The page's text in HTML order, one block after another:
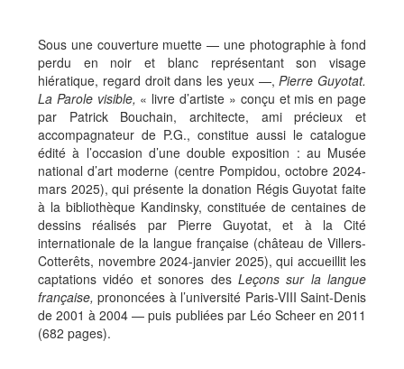
Sous une couverture muette — une photographie à fond
perdu en noir et blanc représentant son visage
hiératique, regard droit dans les yeux —,Pierre Guyotat.
La Parole visible, « livre d’artiste » conçu et mis en page
par Patrick Bouchain, architecte, ami précieux et
accompagnateur de P.G., constitue aussi le catalogue
édité à l’occasion d’une double exposition : au Musée
national d’art moderne (centre Pompidou, octobre 2024-
mars 2025), qui présente la donation Régis Guyotat faite
à la bibliothèque Kandinsky, constituée de centaines de
dessins réalisés par Pierre Guyotat, et à la Cité
internationale de la langue française (château de Villers-
Cotterêts, novembre 2024-janvier 2025), qui accueillit les
captations vidéo et sonores des Leçons sur la langue
française, prononcées à l’université Paris-VIII Saint-Denis
de 2001 à 2004 — puis publiées par Léo Scheer en 2011
(682 pages).